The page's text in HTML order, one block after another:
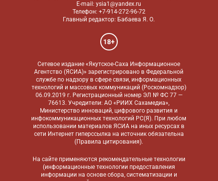
E-mail: ysia1@yandex.ru
Телефон: +7-914-272-96-72
Главный редактор: Бабаева Я. О.
18+
Сетевое издание «Якутское-Саха Информационное
Агентство (ЯСИА)» зарегистрировано в Федеральной
службе по надзору в сфере связи, информационных
технологий и массовых коммуникаций (Роскомнадзор)
06.09.2019 г. Регистрационный номер ЭЛ № ФС 77 —
76613. Учредители: АО «РИИХ Сахамедиа»,
Министерство инноваций, цифрового развития и
инфокоммуникационных технологий РС(Я). При любом
использовании материалов ЯСИА на иных ресурсах в
сети Интернет гиперссылка на источник обязательна
(Правила цитирования).
На сайте применяются рекомендательные технологии
(информационные технологии предоставления
информации на основе сбора, систематизации и